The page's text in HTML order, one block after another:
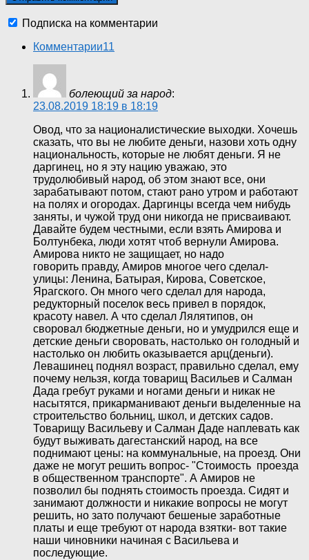
Подписка на комментарии
Комментарии11
болеющий за народ:
23.08.2019 18:19 в 18:19
Овод, что за националистические выходки. Хочешь
сказать, что вы не любите деньги, назови хоть одну
национальность, которые не любят деньги. Я не
даргинец, но я эту нацию уважаю, это
трудолюбивый народ, об этом знают все, они
зарабатывают потом, стают рано утром и работают
на полях и огородах. Даргинцы всегда чем нибудь
заняты, и чужой труд они никогда не присваивают.
Давайте будем честными, если взять Амирова и
Болтунбека, люди хотят чтоб вернули Амирова.
Амирова никто не защищает, но надо
говорить правду, Амиров многое чего сделал-
улицы: Ленина, Батырая, Кирова, Советское,
Ярагского. Он много чего сделал для народа,
редукторный поселок весь привел в порядок,
красоту навел. А что сделал Лялятипов, он
своровал бюджетные деньги, но и умудрился еще и
детские деньги своровать, настолько он голодный и
настолько он любить оказывается арц(деньги).
Левашинец поднял возраст, правильно сделал, ему
почему нельзя, когда товарищ Васильев и Салман
Дада гребут руками и ногами деньги и никак не
насытятся, прикарманивают деньги выделенные на
строительство больниц, школ, и детских садов.
Товарищу Васильеву и Салман Даде наплевать как
будут выживать дагестанский народ, на все
поднимают цены: на коммунальные, на проезд. Они
даже не могут решить вопрос- "Стоимость проезда
в общественном транспорте". А Амиров не
позволил бы поднять стоимость проезда. Сидят и
занимают должности и никакие вопросы не могут
решить, но зато получают бешеные заработные
платы и еще требуют от народа взятки- вот такие
наши чиновники начиная с Васильева и
последующие.